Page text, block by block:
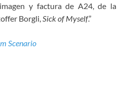
y factura de A24, de la
Borgli, Sick of Myself.”
Scenario